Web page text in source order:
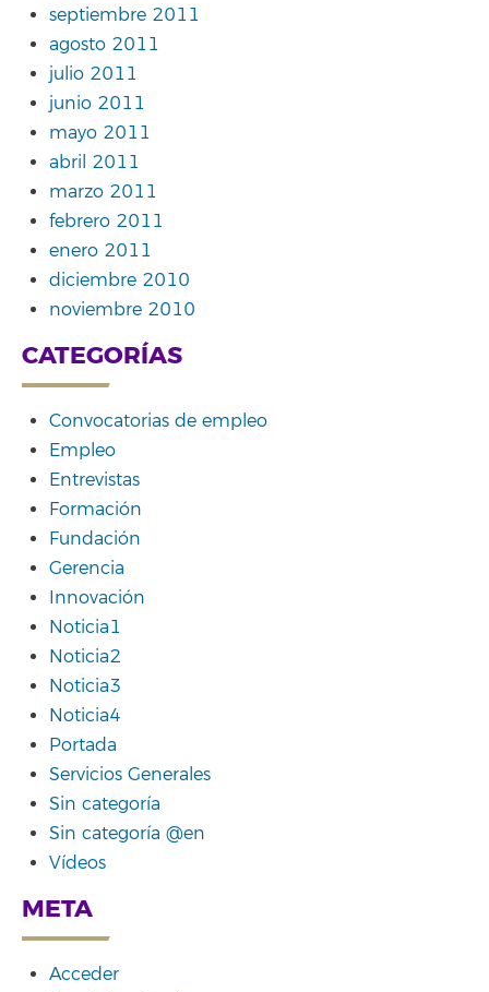
septiembre 2011
agosto 2011
julio 2011
junio 2011
mayo 2011
abril 2011
marzo 2011
febrero 2011
enero 2011
diciembre 2010
noviembre 2010
CATEGORÍAS
Convocatorias de empleo
Empleo
Entrevistas
Formación
Fundación
Gerencia
Innovación
Noticia1
Noticia2
Noticia3
Noticia4
Portada
Servicios Generales
Sin categoría
Sin categoría @en
Vídeos
META
Acceder